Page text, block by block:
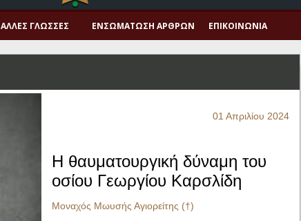
ΆΛΛΕΣ ΓΛΏΣΣΕΣ ΕΝΣΩΜΆΤΩΣΗ ΆΡΘΡΩΝ ΕΠΙΚΟΙΝΩΝΊΑ
01 Απριλίου 2024
Η θαυματουργική δύναμη του
οσίου Γεωργίου Καρσλίδη
Μοναχός Μωυσής Αγιορείτης (†)